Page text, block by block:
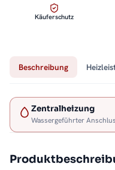
Käuferschutz
Beschreibung
Zentralheizung
Wassergeführter